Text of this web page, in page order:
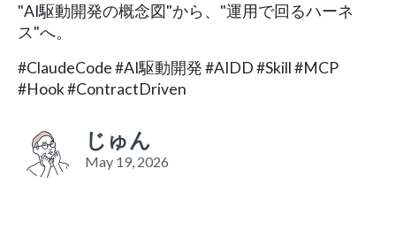
"AI駆動開発の概念図"から、"運用で回るハーネ
ス"へ。
#ClaudeCode #AI駆動開発 #AIDD #Skill #MCP
#Hook #ContractDriven
じゅん
May 19, 2026